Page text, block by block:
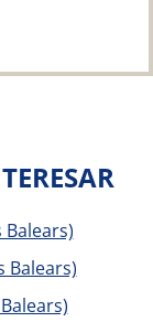
Balears)
Balears)